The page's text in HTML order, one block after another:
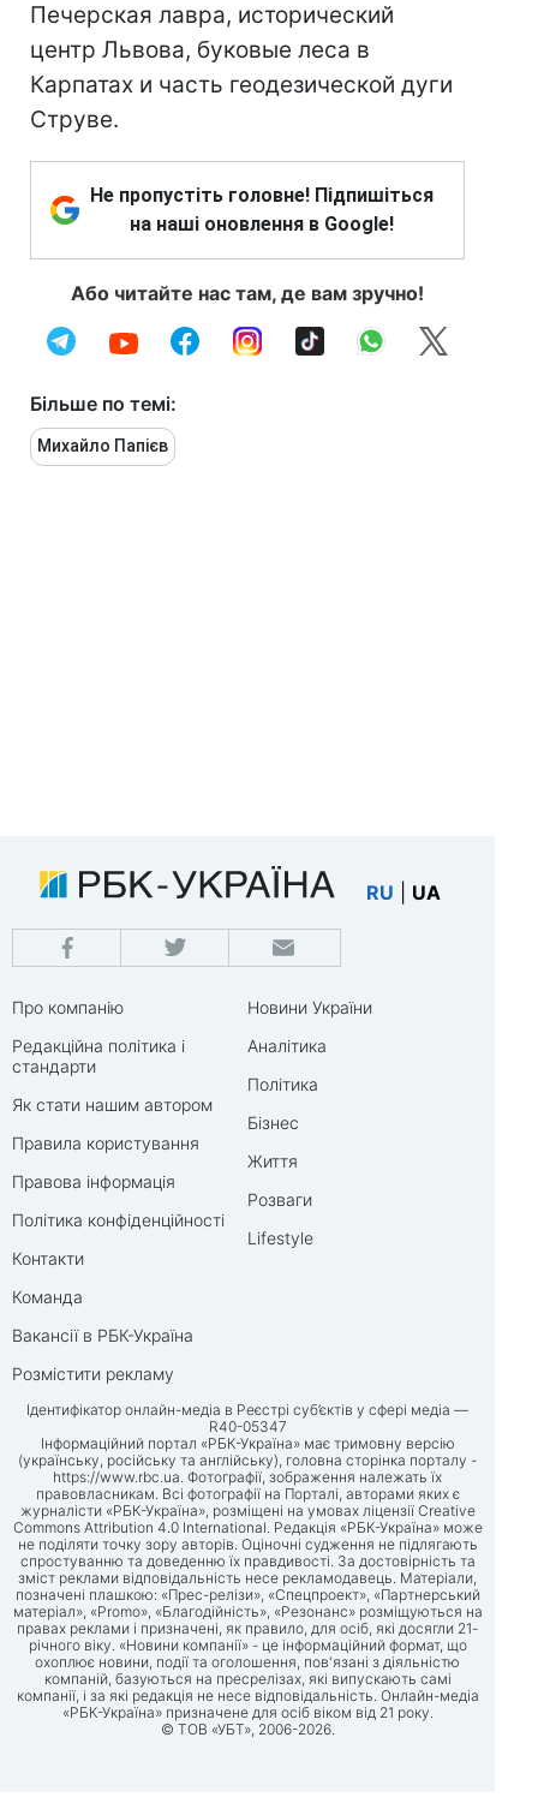
Печерская лавра, исторический
центр Львова, буковые леса в
Карпатах и ​​часть геодезической дуги
Струве.
Не пропустіть головне! Підпишіться
на наші оновлення в Google!
Або читайте нас там, де вам зручно!
Більше по темі:
Михайло Папієв
RU UA
Про компанію
Редакційна політика і
стандарти
Як стати нашим автором
Правила користування
Правова інформація
Політика конфіденційності
Контакти
Команда
Вакансії в РБК-Україна
Розмістити рекламу
Новини України
Аналітика
Політика
Бізнес
Життя
Розваги
Lifestyle
Ідентифікатор онлайн-медіа в Реєстрі суб’єктів у сфері медіа —
R40-05347
Інформаційний портал «РБК-Україна» має тримовну версію
(українську, російську та англійську), головна сторінка порталу -
https://www.rbc.ua. Фотографії, зображення належать їх
правовласникам. Всі фотографії на Порталі, авторами яких є
журналісти «РБК-Україна», розміщені на умовах ліцензії Creative
Commons Attribution 4.0 International. Редакція «РБК-Україна» може
не поділяти точку зору авторів. Оціночні судження не підлягають
спростуванню та доведенню їх правдивості. За достовірність та
зміст реклами відповідальність несе рекламодавець. Матеріали,
позначені плашкою: «Прес-релізи», «Спецпроект», «Партнерський
матеріал», «Promo», «Благодійність», «Резонанс» розміщуються на
правах реклами і призначені, як правило, для осіб, які досягли 21-
річного віку. «Новини компанії» - це інформаційний формат, що
охоплює новини, події та оголошення, пов'язані з діяльністю
компаній, базуються на пресрелізах, які випускають самі
компанії, і за які редакція не несе відповідальність. Онлайн-медіа
«РБК-Україна» призначене для осіб віком від 21 року.
© ТОВ «УБТ», 2006-2026.